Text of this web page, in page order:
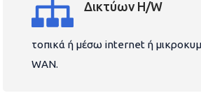
Δικτύων H/W
τοπικά ή μέσω internet ή
WAN.